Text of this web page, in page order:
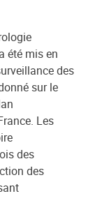
été mis en
des
sur le
Les
des
des